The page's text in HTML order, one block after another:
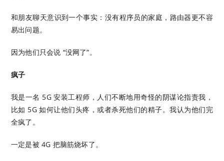
和朋友聊天意识到一个事实：没有程序员的家庭，路由器更不容
易出问题。
因为他们只会说 “没网了”。
疯子
我是一名 5G 安装工程师，人们不断地用奇怪的阴谋论指责我，
比如 5G 如何让他们头疼，或者杀死他们的精子。我认为他们完
全疯了。
一定是被 4G 把脑筋烧坏了。